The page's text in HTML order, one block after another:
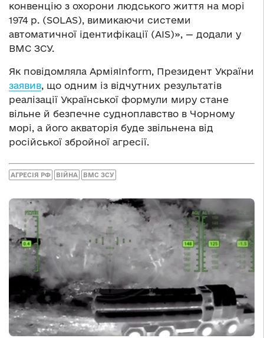
конвенцію з охорони людського життя на морі
1974 р. (SOLAS), вимикаючи системи
автоматичної ідентифікації (AIS)», — додали у
ВМС ЗСУ.
Як повідомляла АрміяInform, Президент України
заявив, що одним із відчутних результатів
реалізації Української формули миру стане
вільне й безпечне судноплавство в Чорному
морі, а його акваторія буде звільнена від
російської збройної агресії.
АГРЕСІЯ РФ ВІЙНА ВМС ЗСУ